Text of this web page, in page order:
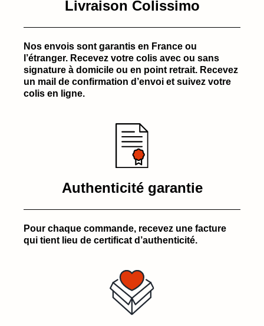
Livraison Colissimo
Nos envois sont garantis en France ou
l’étranger. Recevez votre colis avec ou sans
signature à domicile ou en point retrait. Recevez
un mail de confirmation d’envoi et suivez votre
colis en ligne.
Authenticité garantie
Pour chaque commande, recevez une facture
qui tient lieu de certificat d’authenticité.